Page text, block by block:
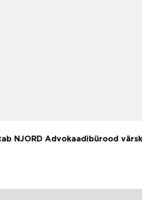
NJORD Advokaadibürood